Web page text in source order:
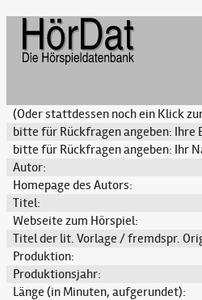
(Oder stattdessen noch ein Klick
bitte für Rückfragen angeben: Ihre
bitte für Rückfragen angeben: Ihr
Autor:
Homepage des Autors:
Titel:
Webseite zum Hörspiel:
Titel der lit. Vorlage / fremdspr.
Produktion:
Produktionsjahr:
Länge (in Minuten, aufgerundet):